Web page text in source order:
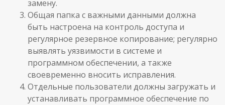
замену.
Общая папка с важными данными должна
быть настроена на контроль доступа и
регулярное резервное копирование; регулярно
выявлять уязвимости в системе и
программном обеспечении, а также
своевременно вносить исправления.
Отдельные пользователи должны загружать и
устанавливать программное обеспечение по